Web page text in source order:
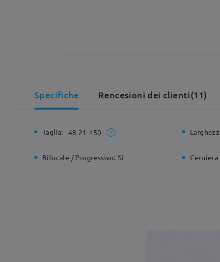
Specifiche Rencesioni dei clienti(11)
Taglia: 48-21-150
Bifocale / Progressivo: Sì Cerniera